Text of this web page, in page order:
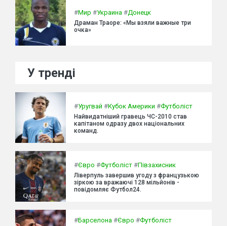
#Мир #Украина #Донецк
Драман Траоре: «Мы взяли важные три
очка»
У тренді
#Уругвай #Кубок Америки #Футболіст
Найвидатніший гравець ЧС-2010 став
капітаном одразу двох національних
команд.
#Євро #Футболіст #Півзахисник
Ліверпуль завершив угоду з французькою
зіркою за вражаючі 128 мільйонів -
повідомляє Футбол24.
#Барселона #Євро #Футболіст